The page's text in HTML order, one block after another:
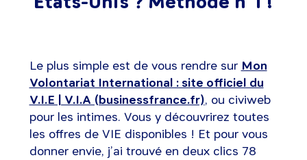
Le plus simple est de vous rendre sur Mon
Volontariat International : site officiel du
V.I.E | V.I.A (businessfrance.fr), ou civiweb
pour les intimes. Vous y découvrirez toutes
les offres de VIE disponibles ! Et pour vous
donner envie, j’ai trouvé en deux clics 78